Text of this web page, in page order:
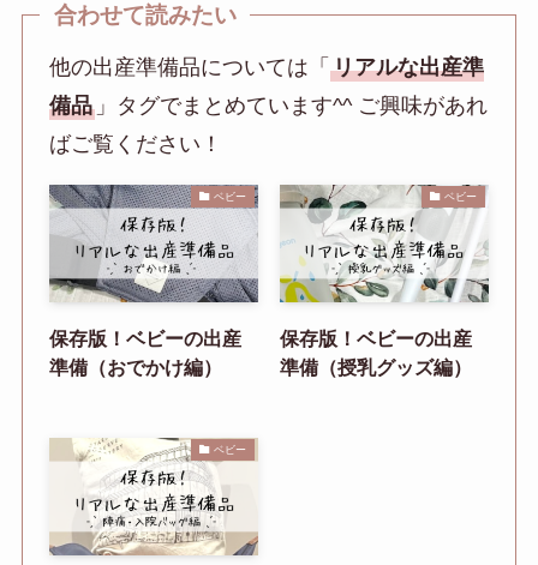
合わせて読みたい
他の出産準備品については「リアルな出産準
備品 」タグでまとめています^^ ご興味があれ
ばご覧ください！
ベビー
保存版！ベビーの出産
準備（おでかけ編）
ベビー
保存版！ベビーの出産
準備（授乳グッズ編）
ベビー